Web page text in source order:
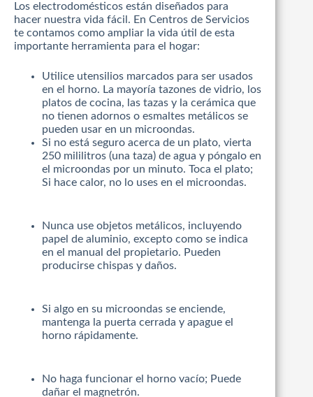
Los electrodomésticos están diseñados para
hacer nuestra vida fácil. En Centros de Servicios
te contamos como ampliar la vida útil de esta
importante herramienta para el hogar:
Utilice utensilios marcados para ser usados
en el horno. La mayoría tazones de vidrio, los
platos de cocina, las tazas y la cerámica que
no tienen adornos o esmaltes metálicos se
pueden usar en un microondas.
Si no está seguro acerca de un plato, vierta
250 mililitros (una taza) de agua y póngalo en
el microondas por un minuto. Toca el plato;
Si hace calor, no lo uses en el microondas.
Nunca use objetos metálicos, incluyendo
papel de aluminio, excepto como se indica
en el manual del propietario. Pueden
producirse chispas y daños.
Si algo en su microondas se enciende,
mantenga la puerta cerrada y apague el
horno rápidamente.
No haga funcionar el horno vacío; Puede
dañar el magnetrón.